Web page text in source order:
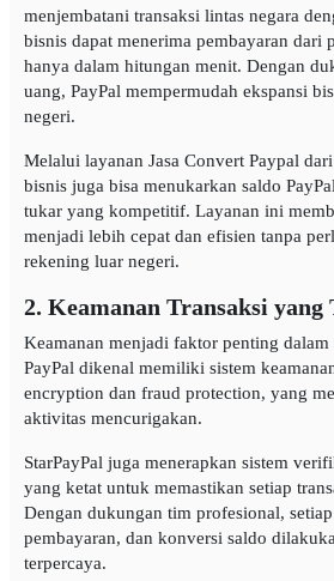
menjembatani transaksi lintas negara
bisnis dapat menerima pembayaran dari
hanya dalam hitungan menit. Dengan
uang, PayPal mempermudah ekspansi
negeri.
Melalui layanan Jasa Convert Paypal
bisnis juga bisa menukarkan saldo
tukar yang kompetitif. Layanan ini
menjadi lebih cepat dan efisien tanpa
rekening luar negeri.
2. Keamanan Transaksi yang
Keamanan menjadi faktor penting
PayPal dikenal memiliki sistem
encryption dan fraud protection, yang
aktivitas mencurigakan.
StarPayPal juga menerapkan sistem
yang ketat untuk memastikan setiap
Dengan dukungan tim profesional,
pembayaran, dan konversi saldo
terpercaya.